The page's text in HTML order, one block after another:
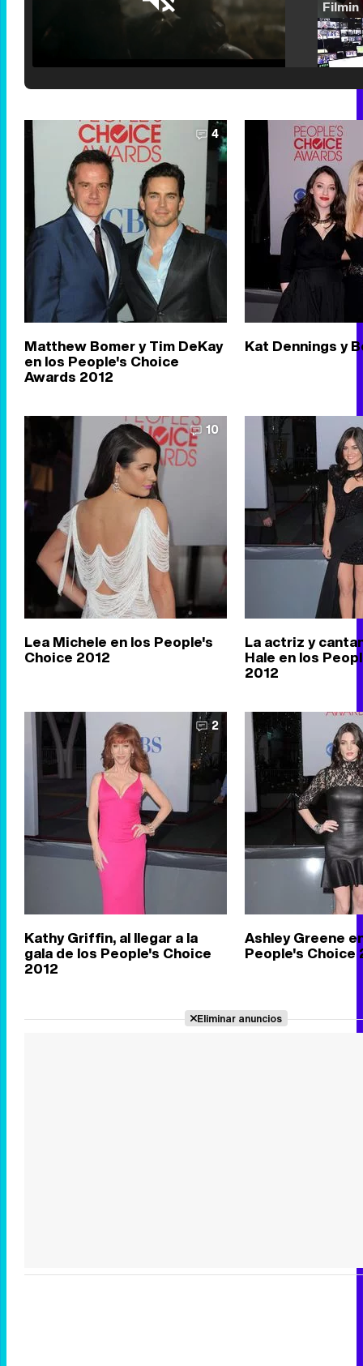
4
Matthew Bomer y Tim DeKay
en los People's Choice
Awards 2012
Kat Dennings y
10
Lea Michele en los People's
Choice 2012
La actriz y
Hale en los
2012
2
Kathy Griffin, al llegar a la
gala de los People's Choice
2012
Ashley Greene
People's Choice
Eliminar anuncios